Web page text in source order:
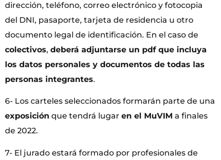
dirección, teléfono, correo electrónico y fotocopia
del DNI, pasaporte, tarjeta de residencia u otro
documento legal de identificación. En el caso de
colectivos, deberá adjuntarse un pdf que incluya
los datos personales y documentos de todas las
personas integrantes.
6- Los carteles seleccionados formarán parte de una
exposición que tendrá lugar en el MuVIM a finales
de 2022.
7- El jurado estará formado por profesionales de